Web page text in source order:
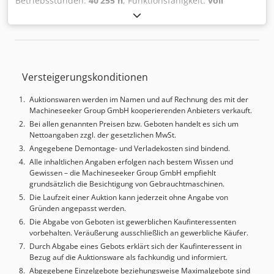
, Zum Verkauf steht eine DMG DECKEL
MAHO DMF 220 linear, ein 5-Achs-Universal-
Bearbeitungszentrum in Fahrständerbauweise. Die
retrofitted. Ausgestattet mit 5-Achs-Simultan-Lizenz,
Operator Panel, MCP-Bedienfeld und elektrischem
Handrad. Technische Daten: Chjdjyuzg Hopfx Amhea
Hersteller: DMG DECKEL MAHO Typ: DMF 220 linear
Maschinenart: 5-Achs-Universal-Bearbeitungszentrum /
Fahrständer-Bearbeitungszentrum Baujahr: 2008
Steuerung: Siemens Sinumerik 840D Solution Line
Modernisierung / Total Retrofit: Siemens CNC- /
Antriebsmodernisierung 2022 5-Achs-Simultanbetrieb:
Lizenz vorhanden Seriennummer: 15115223244
Maschinennummer: 2499093 Verfahrweg X: 2.200 mm
Verfahrweg Y: 560 mm Verfahrweg Z: 720 mm
Werkzeugaufnahme: SK 40 Tischbelastung: 2.500 kg
Drehzahlbereich Hauptspindel: 20 - 14.000 1/min
Anschlussleistung: 80 kVA Max. Nennstrom: 115 A
Versteigerungskonditionen
Auktionswaren werden im Namen und auf Rechnung des mit der
Machineseeker Group GmbH kooperierenden Anbieters verkauft.
Bei allen genannten Preisen bzw. Geboten handelt es sich um
Nettoangaben zzgl. der gesetzlichen MwSt.
Angegebene Demontage- und Verladekosten sind bindend.
Alle inhaltlichen Angaben erfolgen nach bestem Wissen und
Gewissen – die Machineseeker Group GmbH empfiehlt
grundsätzlich die Besichtigung von Gebrauchtmaschinen.
Die Laufzeit einer Auktion kann jederzeit ohne Angabe von
Gründen angepasst werden.
Die Abgabe von Geboten ist gewerblichen Kaufinteressenten
vorbehalten. Veräußerung ausschließlich an gewerbliche Käufer.
Durch Abgabe eines Gebots erklärt sich der Kaufinteressent in
Bezug auf die Auktionsware als fachkundig und informiert.
Abgegebene Einzelgebote beziehungsweise Maximalgebote sind